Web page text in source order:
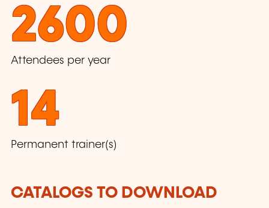
2600
Attendees per year
14
Permanent trainer(s)
CATALOGS TO DOWNLOAD